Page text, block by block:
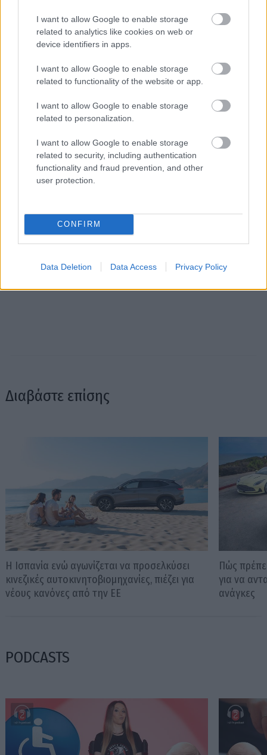
I want to allow Google to enable storage
related to analytics like cookies on web or
device identifiers in apps.
I want to allow Google to enable storage
related to functionality of the website or app.
I want to allow Google to enable storage
related to personalization.
I want to allow Google to enable storage
related to security, including authentication
functionality and fraud prevention, and other
user protection.
CONFIRM
Data Deletion Data Access Privacy Policy
Διαβάστε επίσης
Η Ισπανία ενώ αγωνίζεται να προσελκύσει
κινεζικές αυτοκινητοβιομηχανίες, πιέζει για
νέους κανόνες από την ΕΕ
Πώς
για να
ανάγκες
PODCASTS